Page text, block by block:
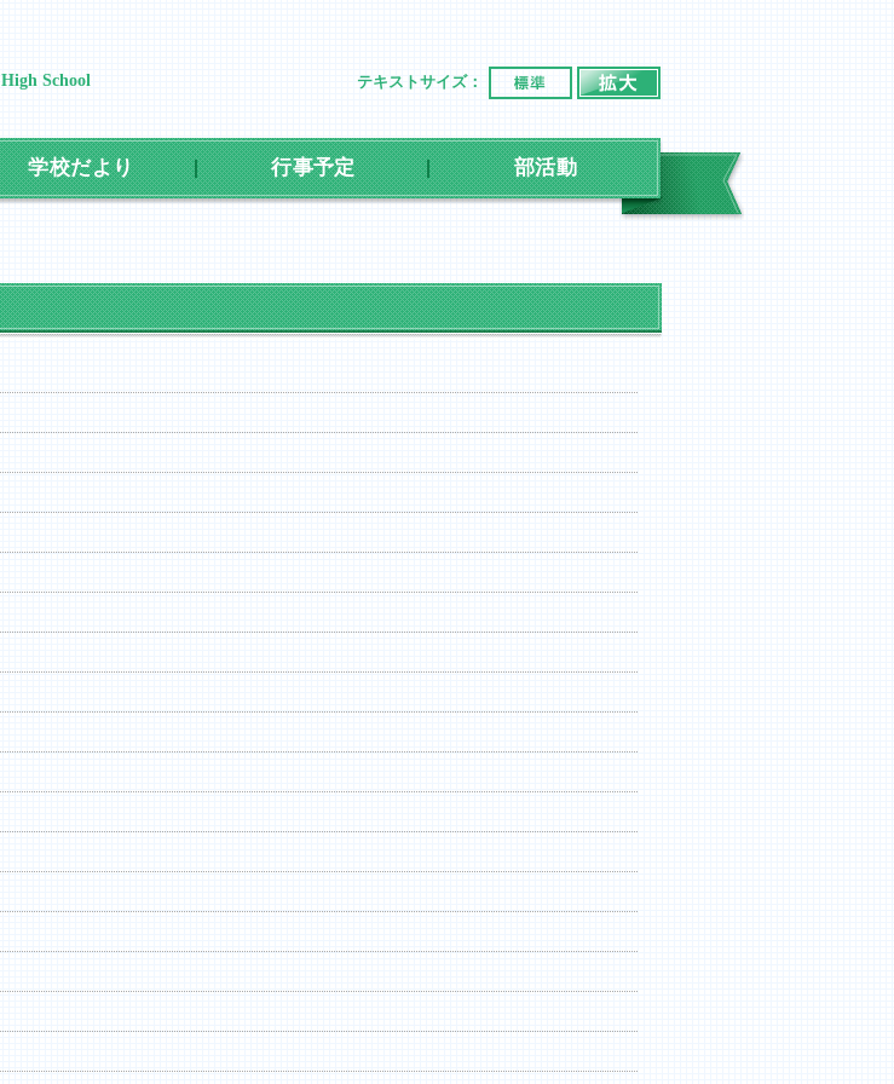
School テキストサイズ： 標準
学校だより 行事予定 部活動